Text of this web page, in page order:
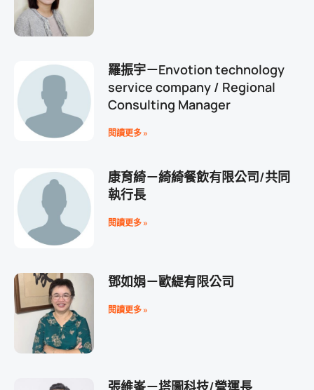
羅振宇－Envotion technology
service company / Regional
Consulting Manager
閱讀更多 »
康育綺－綺綺餐飲有限公司/共同
執行長
閱讀更多 »
鄧如娟－歐緹有限公司
閱讀更多 »
張維峯－塔圖科技/營運長